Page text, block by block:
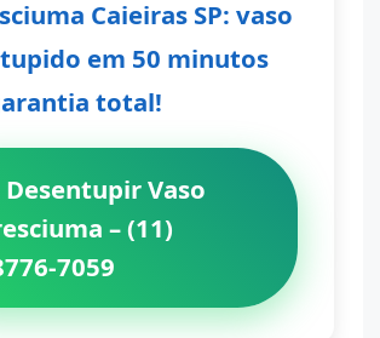
Caieiras SP: vaso
em 50 minutos
total!
Desentupir Vaso
– (11)
7059